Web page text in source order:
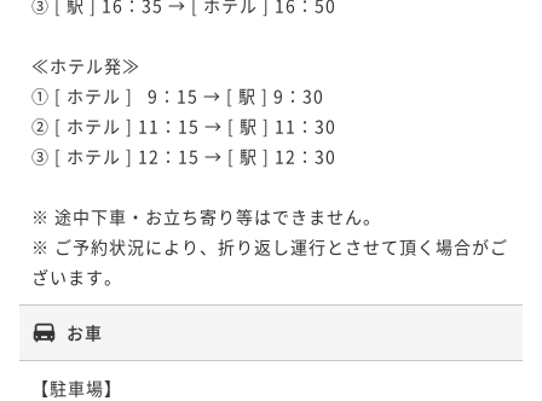
≪ホテル発≫
① [ ホテル ]   9：15 → [ 駅 ] 9：30
② [ ホテル ] 11：15 → [ 駅 ] 11：30
③ [ ホテル ] 12：15 → [ 駅 ] 12：30
※ 途中下車・お立ち寄り等はできません。
※ ご予約状況により、折り返し運行とさせて頂く場合がご
ざいます。
お車
【駐車場】